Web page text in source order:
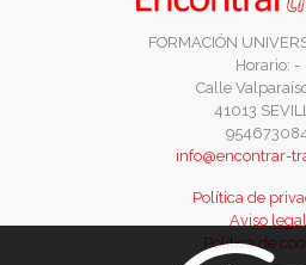
FORMACIÓN
Horario: -
Calle
41013
info@encontrar-
Política de
Aviso legal
Política de